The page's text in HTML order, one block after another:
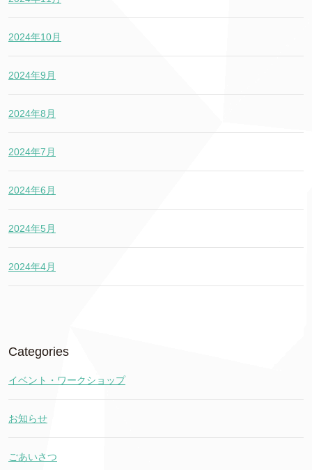
2024年10月
2024年9月
2024年8月
2024年7月
2024年6月
2024年5月
2024年4月
Categories
イベント・ワークショップ
お知らせ
ごあいさつ